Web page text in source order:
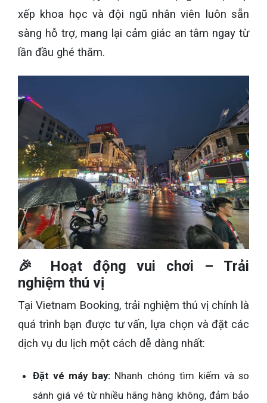
xếp khoa học và đội ngũ nhân viên luôn sẵn
sàng hỗ trợ, mang lại cảm giác an tâm ngay từ
lần đầu ghé thăm.
🎉 Hoạt động vui chơi – Trải
nghiệm thú vị
Tại Vietnam Booking, trải nghiệm thú vị chính là
quá trình bạn được tư vấn, lựa chọn và đặt các
dịch vụ du lịch một cách dễ dàng nhất:
Đặt vé máy bay: Nhanh chóng tìm kiếm và so
sánh giá vé từ nhiều hãng hàng không, đảm bảo